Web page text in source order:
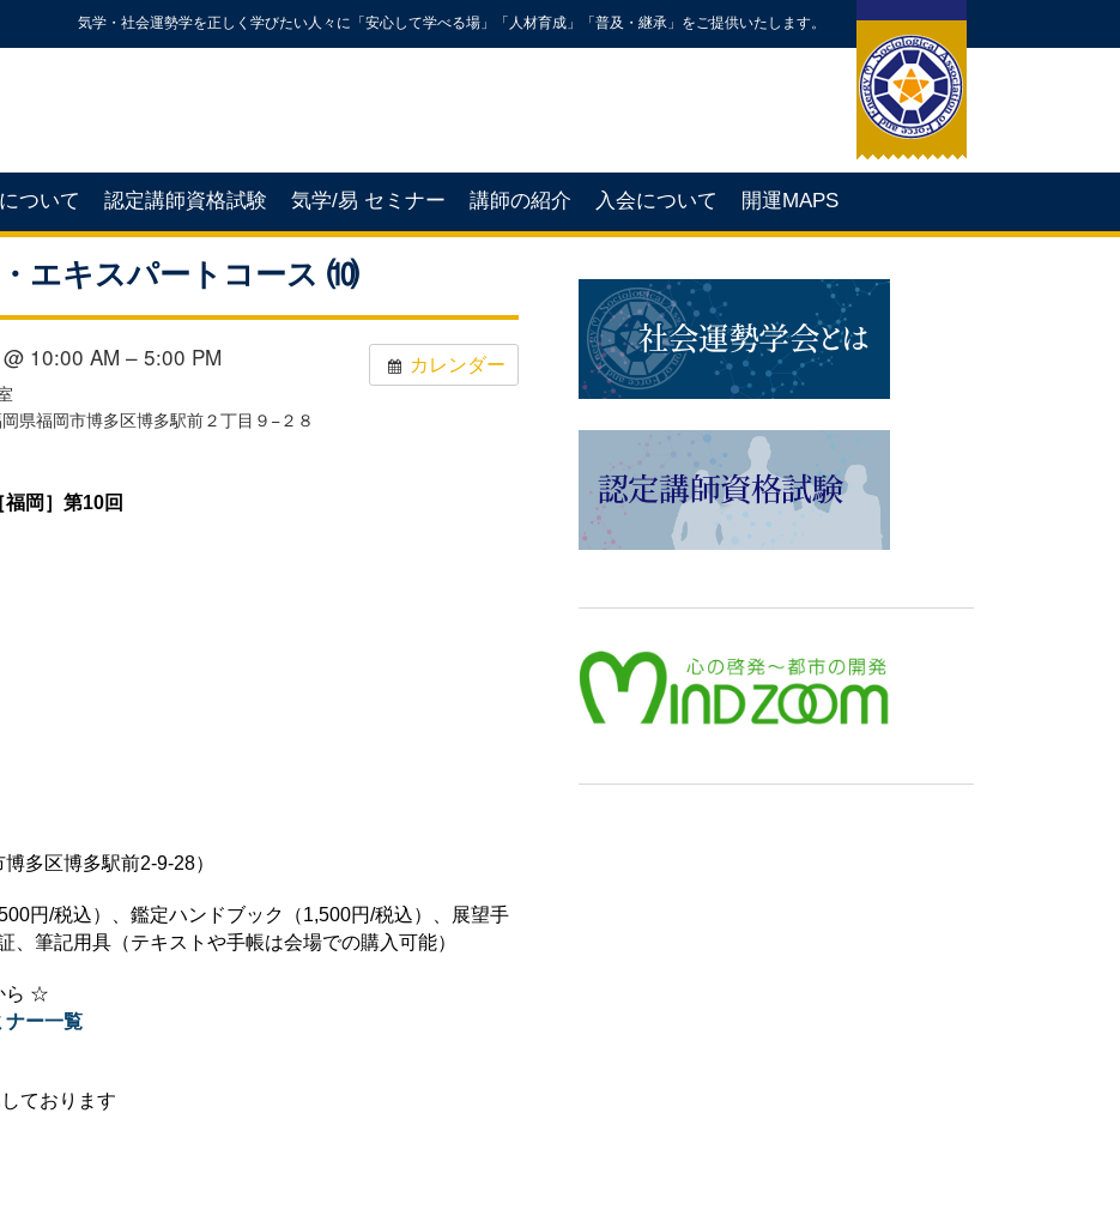
気学・社会運勢学を正しく学びたい人々に「安心して学べる場」「人材育成」「普及・継承」をご提供いたします。
ついて 認定講師資格試験 気学/易 セミナー 講師の紹介 入会について 開運MAPS
・エキスパートコース ⑽
カレンダー
10:00 AM – 5:00 PM
県福岡市博多区博多駅前２丁目９−２８
岡］第10回
多区博多駅前2-9-28）
円/税込）、鑑定ハンドブック（1,500円/税込）、展望手
筆記用具（テキストや手帳は会場での購入可能）
ら ☆
ナー一覧
ております